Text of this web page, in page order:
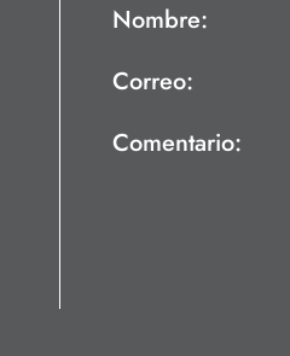
Nombre:
Correo:
Comentario: